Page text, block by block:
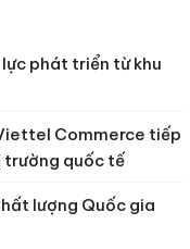
phát triển từ khu
Commerce tiếp
trường quốc tế
lượng Quốc gia